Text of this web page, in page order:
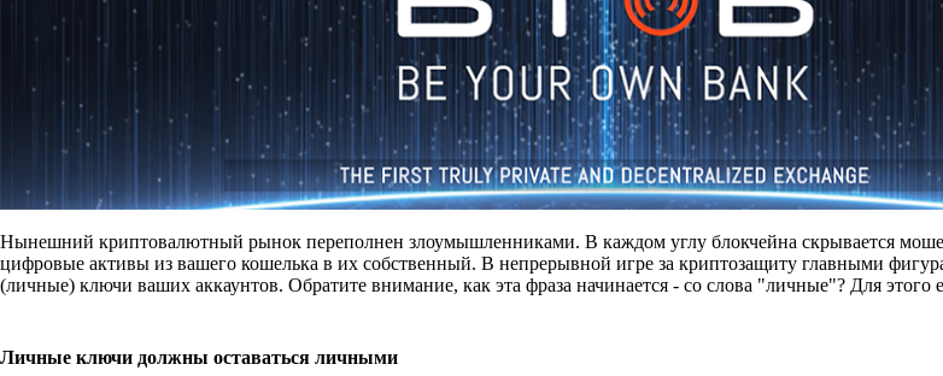
Нынешний криптовалютный рынок переполнен злоумышленниками. В каждом углу блокчейна скрывается
цифровые активы из вашего кошелька в их собственный. В непрерывной игре за криптозащиту главными
(личные) ключи ваших аккаунтов. Обратите внимание, как эта фраза начинается - со слова "личные"? Для этого
Личные ключи должны оставаться личными